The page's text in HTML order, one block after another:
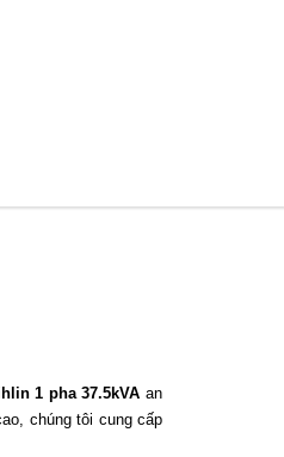
1 pha 37.5kVA ​ an
chúng tôi cung cấp